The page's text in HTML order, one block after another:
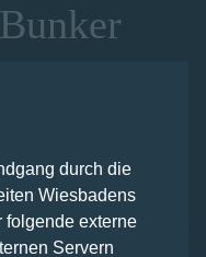
ehemalige ZDF-
dass hier ein
Bunker beinhaltet
der Häftlinge, die
durch die
Wiesbadens
folgende externe
Servern